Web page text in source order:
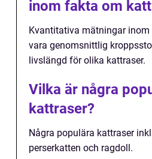
inom fakta om
Kvantitativa mätningar
vara genomsnittlig
livslängd för olika kattraser.
Vilka är några
kattraser?
Några populära kattraser
perserkatten och ragdoll.